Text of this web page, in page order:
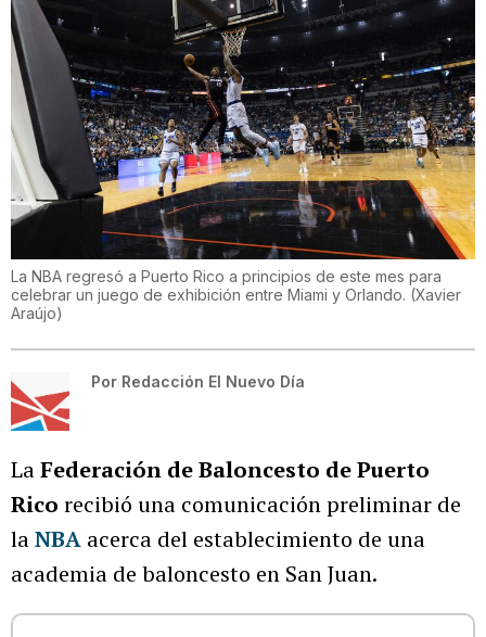
La NBA regresó a Puerto Rico a principios de este mes para
celebrar un juego de exhibición entre Miami y Orlando. (Xavier
Araújo)
Por Redacción El Nuevo Día
LaFederación de Baloncesto de Puerto
Rico recibió una comunicación preliminar de
laNBA acerca del establecimiento de una
academia de baloncesto en San Juan.